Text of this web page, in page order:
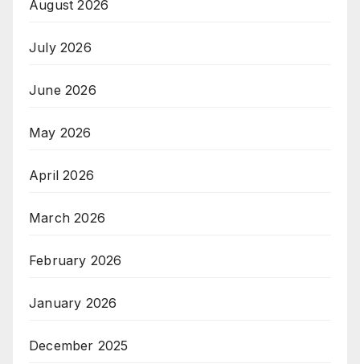
August 2026
July 2026
June 2026
May 2026
April 2026
March 2026
February 2026
January 2026
December 2025